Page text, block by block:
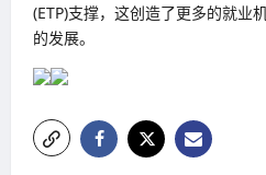
(ETP)支撑，这创造了更多的就业
的发展。